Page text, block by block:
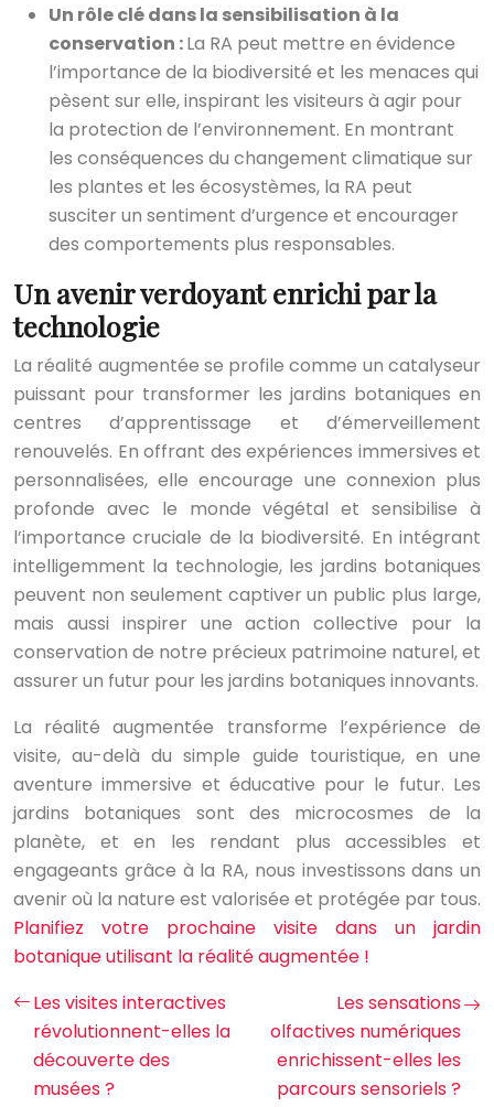
Un rôle clé dans la sensibilisation à la
conservation :La RA peut mettre en évidence
l’importance de la biodiversité et les menaces qui
pèsent sur elle, inspirant les visiteurs à agir pour
la protection de l’environnement. En montrant
les conséquences du changement climatique sur
les plantes et les écosystèmes, la RA peut
susciter un sentiment d’urgence et encourager
des comportements plus responsables.
Un avenir verdoyant enrichi par la
technologie
La réalité augmentée se profile comme un catalyseur
puissant pour transformer les jardins botaniques en
centres d’apprentissage et d’émerveillement
renouvelés. En offrant des expériences immersives et
personnalisées, elle encourage une connexion plus
profonde avec le monde végétal et sensibilise à
l’importance cruciale de la biodiversité. En intégrant
intelligemment la technologie, les jardins botaniques
peuvent non seulement captiver un public plus large,
mais aussi inspirer une action collective pour la
conservation de notre précieux patrimoine naturel, et
assurer un futur pour les jardins botaniques innovants.
La réalité augmentée transforme l’expérience de
visite, au-delà du simple guide touristique, en une
aventure immersive et éducative pour le futur. Les
jardins botaniques sont des microcosmes de la
planète, et en les rendant plus accessibles et
engageants grâce à la RA, nous investissons dans un
avenir où la nature est valorisée et protégée par tous.
Planifiez votre prochaine visite dans un jardin
botanique utilisant la réalité augmentée !
Les visites interactives
révolutionnent-elles la
découverte des
musées ?
Les sensations
olfactives numériques
enrichissent-elles les
parcours sensoriels ?